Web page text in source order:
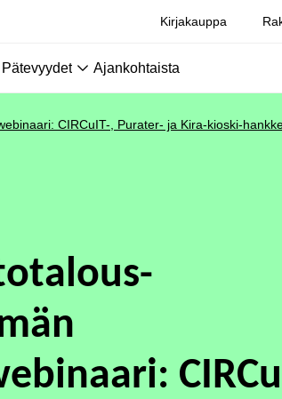
Kirjakauppa
Pätevyydet Ajankohtaista
CIRCuIT-, Purater- ja Kira-kioski-